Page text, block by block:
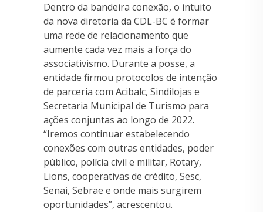
Dentro da bandeira conexão, o intuito
da nova diretoria da CDL-BC é formar
uma rede de relacionamento que
aumente cada vez mais a força do
associativismo. Durante a posse, a
entidade firmou protocolos de intenção
de parceria com Acibalc, Sindilojas e
Secretaria Municipal de Turismo para
ações conjuntas ao longo de 2022.
“Iremos continuar estabelecendo
conexões com outras entidades, poder
público, polícia civil e militar, Rotary,
Lions, cooperativas de crédito, Sesc,
Senai, Sebrae e onde mais surgirem
oportunidades”, acrescentou.